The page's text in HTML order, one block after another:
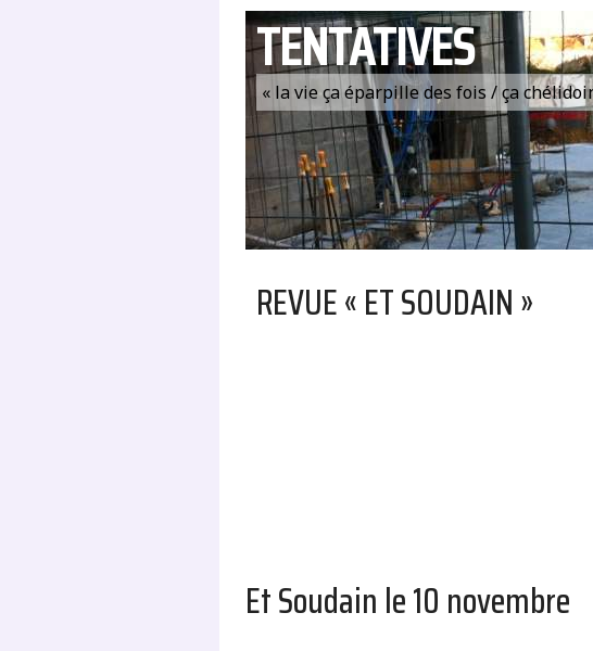
TENTATIVES
« la vie ça éparpille des fois / ça
REVUE « ET SOUDAIN »
Et Soudain le 10 novembre